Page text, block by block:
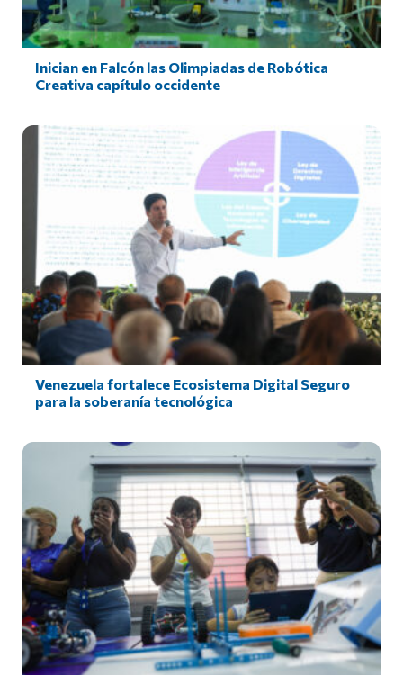
Inician en Falcón las Olimpiadas de Robótica
Creativa capítulo occidente
Venezuela fortalece Ecosistema Digital Seguro
para la soberanía tecnológica